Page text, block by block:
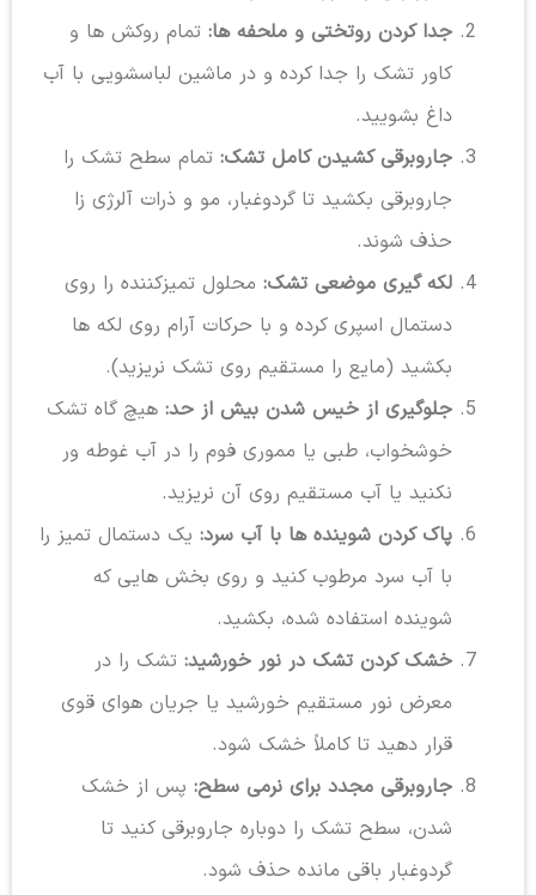
جدا کردن روتختی و ملحفه ها:تمام روکش ها و
کاور تشک را جدا کرده و در ماشین لباسشویی با آب
داغ بشویید.
جاروبرقی کشیدن کامل تشک:تمام سطح تشک را
جاروبرقی بکشید تا گردوغبار، مو و ذرات آلرژی زا
حذف شوند.
لکه گیری موضعی تشک:محلول تمیزکننده را روی
دستمال اسپری کرده و با حرکات آرام روی لکه ها
بکشید (مایع را مستقیم روی تشک نریزید).
جلوگیری از خیس شدن بیش از حد:هیچ گاه تشک
خوشخواب، طبی یا مموری فوم را در آب غوطه ور
نکنید یا آب مستقیم روی آن نریزید.
پاک کردن شوینده ها با آب سرد:یک دستمال تمیز را
با آب سرد مرطوب کنید و روی بخش هایی که
شوینده استفاده شده، بکشید.
خشک کردن تشک در نور خورشید:تشک را در
معرض نور مستقیم خورشید یا جریان هوای قوی
قرار دهید تا کاملاً خشک شود.
جاروبرقی مجدد برای نرمی سطح:پس از خشک
شدن، سطح تشک را دوباره جاروبرقی کنید تا
گردوغبار باقی مانده حذف شود.